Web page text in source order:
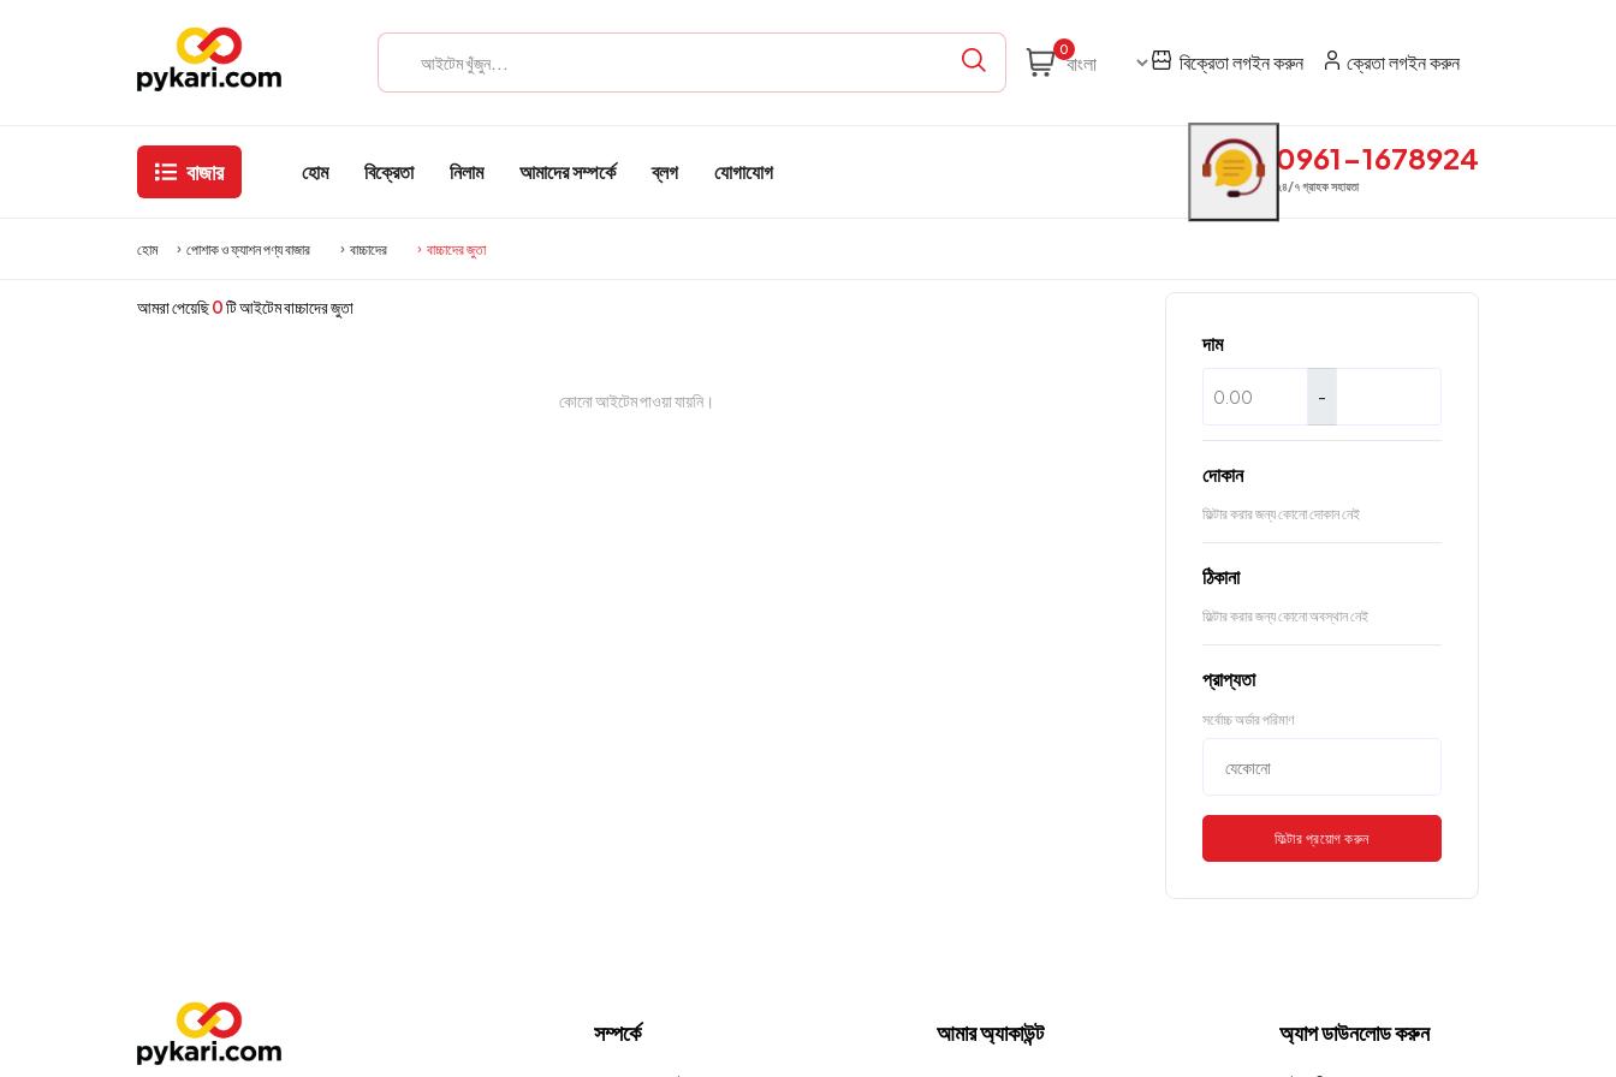
0
বিক্রেতা লগইন করুন ক্রেতা লগইন করুন
বাজার হোম বিক্রেতা নিলাম আমাদের সম্পর্কে ব্লগ যোগাযোগ 0961-1678924
২৪/৭ গ্রাহক সহায়তা
হোম পোশাক ও ফ্যাশন পণ্য বাজার বাচ্চাদের বাচ্চাদের জুতা
আমরা পেয়েছি0টি আইটেম বাচ্চাদের জুতা
কোনো আইটেম পাওয়া যায়নি।
দাম
-
দোকান
ফিল্টার করার জন্য কোনো দোকান নেই
ঠিকানা
ফিল্টার করার জন্য কোনো অবস্থান নেই
প্রাপ্যতা
সর্বোচ্চ অর্ডার পরিমাণ
ফিল্টার প্রয়োগ করুন
সম্পর্কে আমার অ্যাকাউন্ট অ্যাপ ডাউনলোড করুন